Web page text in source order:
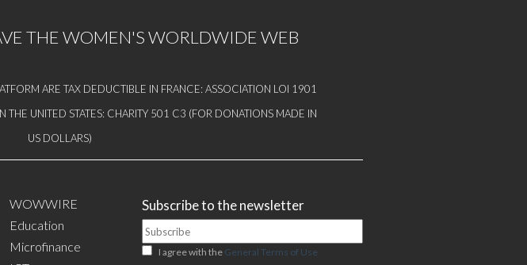
THE WOMEN'S WORLDWIDE WEB
ARE TAX DEDUCTIBLE IN FRANCE: ASSOCIATION LOI 1901
THE UNITED STATES: CHARITY 501 C3 (FOR DONATIONS MADE IN
US DOLLARS)
WOWWIRE
Education
Microfinance
Subscribe to the newsletter
I agree with the General Terms of Use